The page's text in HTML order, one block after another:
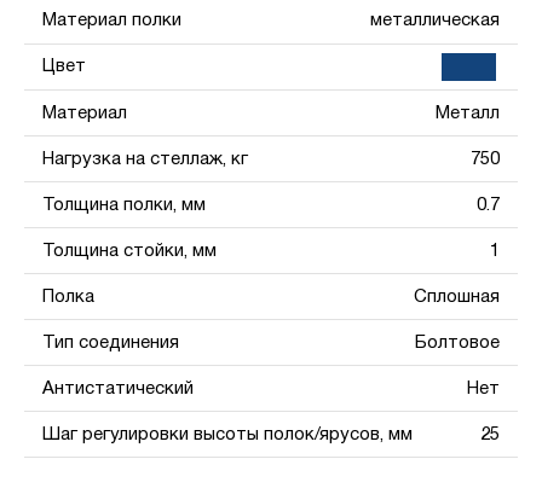
Материал полки металлическая
Цвет
Материал Металл
Нагрузка на стеллаж, кг 750
Толщина полки, мм 0.7
Толщина стойки, мм 1
Полка Сплошная
Тип соединения Болтовое
Антистатический Нет
Шаг регулировки высоты полок/ярусов, мм 25